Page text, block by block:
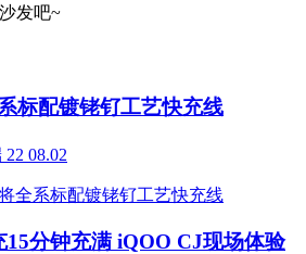
发吧~
标配镀铑钌工艺快充线
22 08.02
15分钟充满 iQOO CJ现场体验